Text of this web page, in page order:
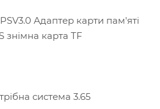
Адаптер карти пам'яті
знімна карта TF
система 3.65